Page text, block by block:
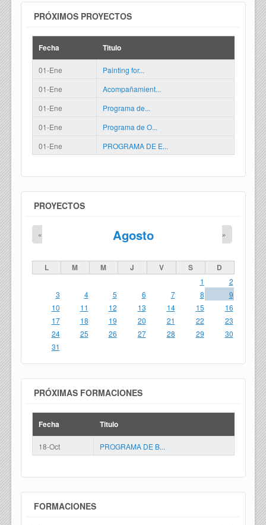
PRÓXIMOS PROYECTOS
Fecha Titulo
01-Ene
Painting for...
01-Ene
Acompañamient...
01-Ene
Programa de...
01-Ene
Programa de O...
01-Ene
PROGRAMA DE E...
PROYECTOS
Agosto
« »
L M M J V S D
1
2
3
4 5 6 7 8
9
10
11 12 13 14 15
16
17
18 19 20 21 22
23
24
25 26 27 28 29
30
31
PRÓXIMAS FORMACIONES
Fecha Titulo
18-Oct PROGRAMA DE B...
FORMACIONES